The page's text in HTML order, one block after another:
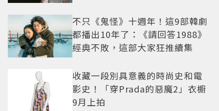
不只《鬼怪》十週年！這9部韓劇
都播出10年了：《請回答1988》
經典不敗，這部大家狂推續集
收藏一段別具意義的時尚史和電
影史！「穿Prada的惡魔2」衣櫥
9月上拍